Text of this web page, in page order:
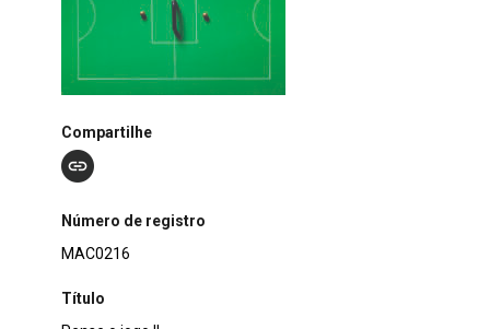
Compartilhe
Número de registro
MAC0216
Título